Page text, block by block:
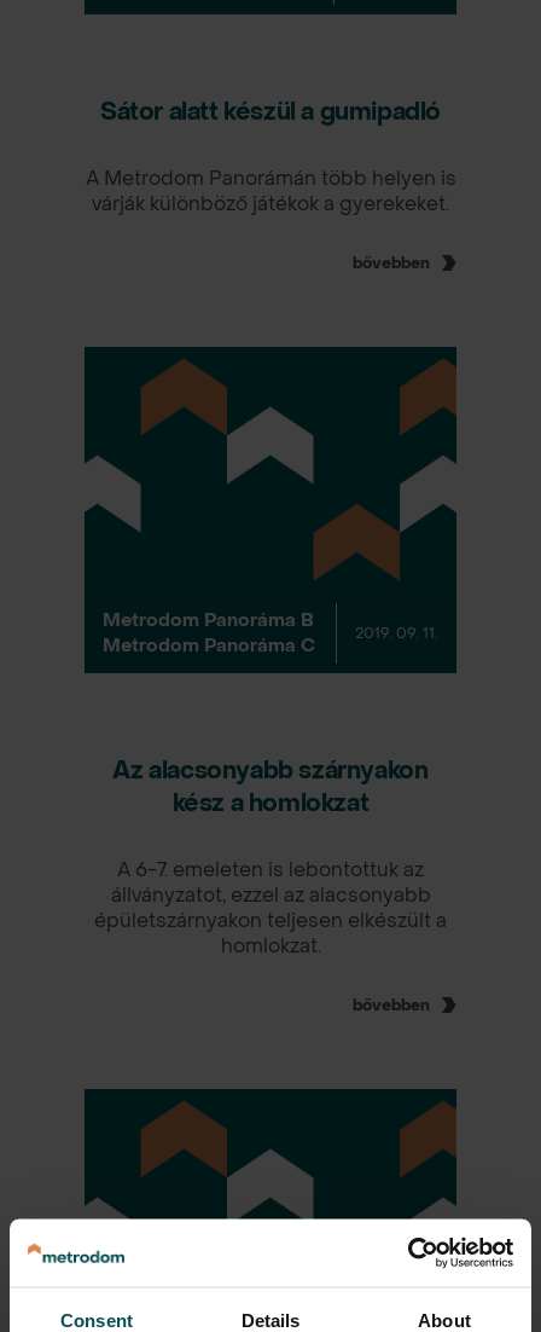
Consent Details About
Sátor alatt készül a gumipadló
A Metrodom Panorámán több helyen is
várják különböző játékok a gyerekeket.
bővebben
Metrodom Panoráma B
Metrodom Panoráma C
2019. 09. 11.
Az alacsonyabb szárnyakon
kész a homlokzat
A 6-7. emeleten is lebontottuk az
állványzatot, ezzel az alacsonyabb
épületszárnyakon teljesen elkészült a
homlokzat.
bővebben